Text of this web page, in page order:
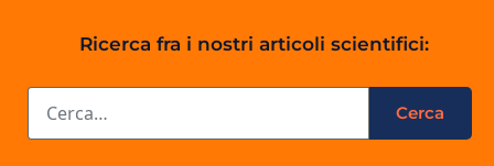
Ricerca fra i nostri articoli scientifici: